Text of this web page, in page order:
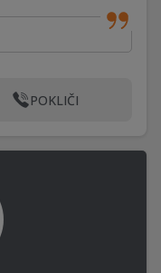
POKLIČI